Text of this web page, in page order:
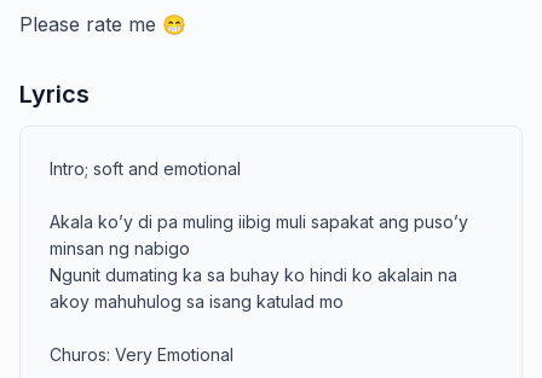
Please rate me 😁
Lyrics
Intro; soft and emotional
Akala ko’y di pa muling iibig muli sapakat ang puso’y
minsan ng nabigo
Ngunit dumating ka sa buhay ko hindi ko akalain na
akoy mahuhulog sa isang katulad mo
Churos: Very Emotional